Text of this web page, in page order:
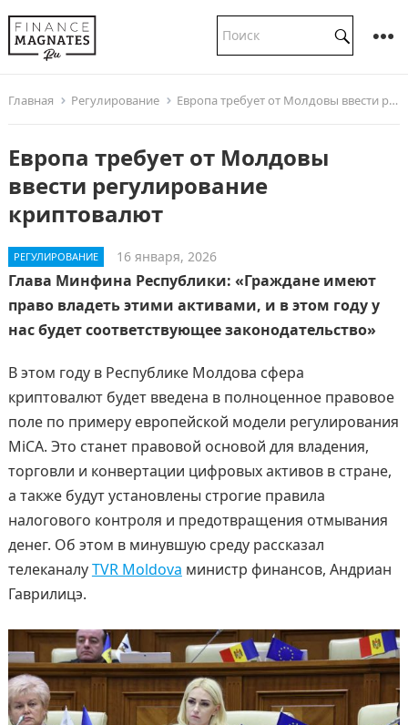
Главная Регулирование Европа требует от Молдовы ввести регулирование криптовалют
Европа требует от Молдовы
ввести регулирование
криптовалют
РЕГУЛИРОВАНИЕ 16 января, 2026
Глава Минфина Республики: «Граждане имеют
право владеть этими активами, и в этом году у
нас будет соответствующее законодательство»
В этом году в Республике Молдова сфера
криптовалют будет введена в полноценное правовое
поле по примеру европейской модели регулирования
MiCA. Это станет правовой основой для владения,
торговли и конвертации цифровых активов в стране,
а также будут установлены строгие правила
налогового контроля и предотвращения отмывания
денег. Об этом в минувшую среду рассказал
телеканалуTVR Moldova министр финансов, Андриан
Гаврилицэ.